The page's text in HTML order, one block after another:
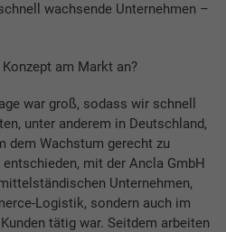
wachsende Unternehmen –
am Markt an?
war groß, sodass wir schnell
unter anderem in Deutschland,
dem Wachstum gerecht zu
mit der Ancla GmbH
Unternehmen,
Logistik, sondern auch im
tätig war. Seitdem arbeiten